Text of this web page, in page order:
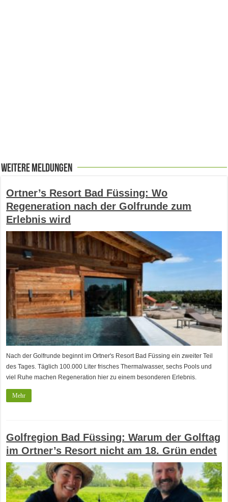
Weitere Meldungen
Ortner’s Resort Bad Füssing: Wo
Regeneration nach der Golfrunde zum
Erlebnis wird
Nach der Golfrunde beginnt im Ortner's Resort Bad Füssing ein zweiter Teil
des Tages. Täglich 100.000 Liter frisches Thermalwasser, sechs Pools und
viel Ruhe machen Regeneration hier zu einem besonderen Erlebnis.
Mehr
Golfregion Bad Füssing: Warum der Golftag
im Ortner’s Resort nicht am 18. Grün endet